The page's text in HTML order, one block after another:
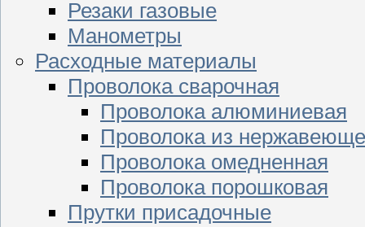
Резаки газовые
Манометры
Расходные материалы
Проволока сварочная
Проволока алюминиевая
Проволока из
Проволока омедненная
Проволока порошковая
Прутки присадочные